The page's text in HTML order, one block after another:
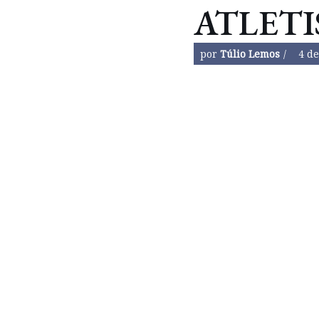
por Túlio Lemos 4